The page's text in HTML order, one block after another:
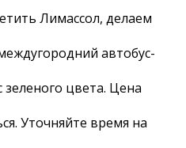
Лимассол, делаем
автобус-
зеленого цвета. Цена
Уточняйте время на